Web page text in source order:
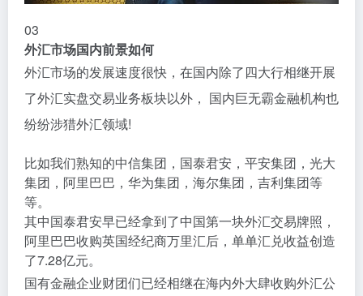
03
外汇市场国内前景如何
外汇市场的发展速度很快，在国内除了四大行相继开展
了外汇实盘交易业务板块以外， 国内巨无霸金融机构也
纷纷涉猎外汇领域!
比如我们熟知的中信集团，国泰君安，平安集团，光大
集团，阿里巴巴，华为集团，海尔集团，吉利集团等
等。
其中国泰君安早已经拿到了中国第一块外汇交易牌照，
阿里巴巴收购英国经纪商万里汇后，单单汇兑收益创造
了7.28亿元。
国有金融企业财团们已经相继在海内外大肆收购外汇公